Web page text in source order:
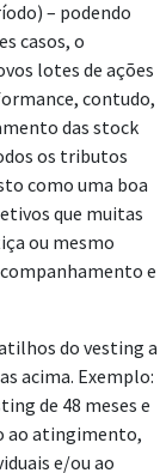
– podendo
casos, o
lotes de ações
contudo,
das stock
os tributos
como uma boa
que muitas
ou mesmo
e
do vesting a
acima. Exemplo:
de 48 meses e
ao atingimento,
e/ou ao